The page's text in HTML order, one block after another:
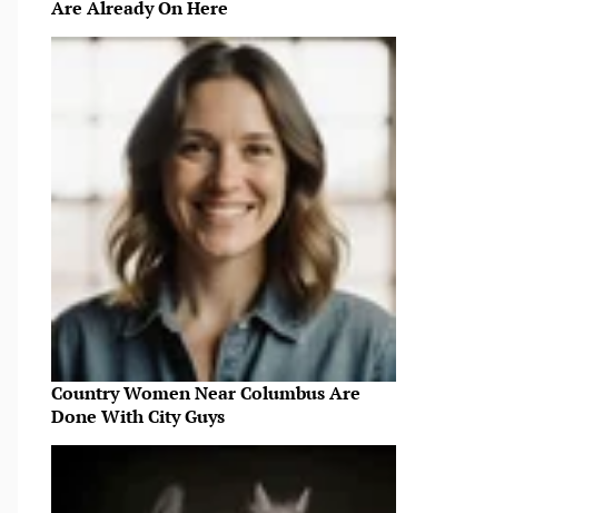
Are Already On Here
Country Women Near Columbus Are
Done With City Guys